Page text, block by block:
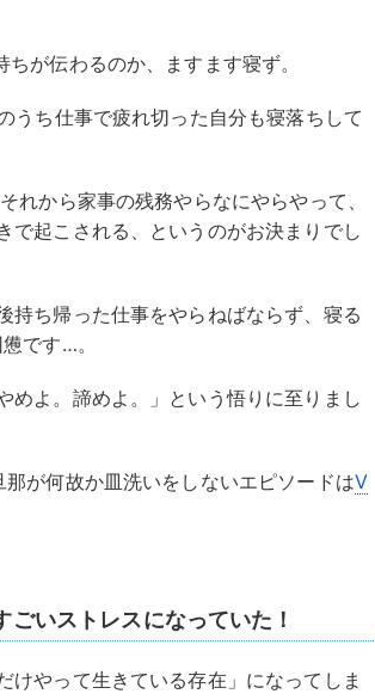
が伝わるのか、ますます寝ず。
うち仕事で疲れ切った自分も寝落ちして
から家事の残務やらなにやらやって、
で起こされる、というのがお決まりでし
持ち帰った仕事をやらねばならず、寝る
です…。
めよ。諦めよ。」という悟りに至りまし
が何故か皿洗いをしないエピソードはV
いストレスになっていた！
けやって生きている存在」になってしま